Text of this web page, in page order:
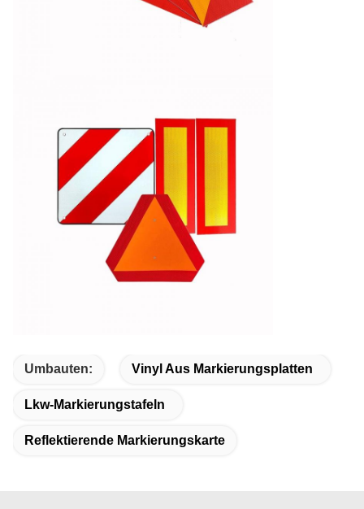
Umbauten: Vinyl Aus Markierungsplatten
Lkw-Markierungstafeln
Reflektierende Markierungskarte